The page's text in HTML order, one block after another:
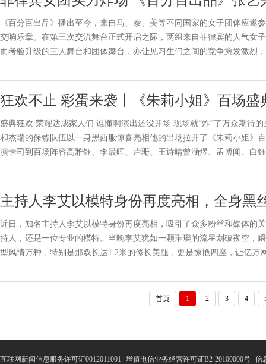
《百分百出品》播出至今，来自马、泰、美等不同国家的女子团体应
交响乐章。在第三次交流舞台正式开启之际，两组来自菲律宾的人气女
而考验升级的三人舞台和团体舞台，亦让见习生们之间的竞争愈发激烈
狂欢不止 彩蛋来袭丨《朱莉小姐》百场盛
盛典狂欢 荣耀达成家人们 谁懂啊演出还没开场 现场就“炸”了万众期待
和杰瑞的保镖队伍以一身黑西服惊喜亮相他的出场拉开了《朱莉小姐》
演卡司到百场阵容高雅钰、李晨晖、卢珊、王诗晴曾涵煜、孟博闻、白
主持人李艾以模特身份再度亮相，全身黑
近日，知名主持人李艾以模特身份再度亮相，吸引了众多粉丝和媒体的
持人，还是一位专业的模特。当晚李艾犹如一颗璀璨的流星划破夜空，
型风情万种，特别是那双长达1.2米的修长美腿，更是惊艳四座，让亿万
首页 1 2 3 4
互联网新闻信息服务许可证0012011001 增值电信业务经营许可证B2-20100000号 信